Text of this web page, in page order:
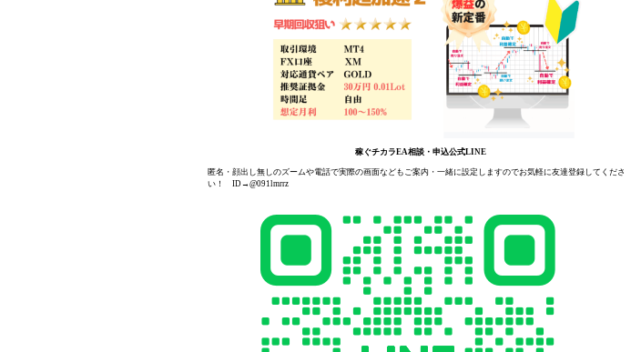
稼ぐチカラEA相談・申込公式LINE
匿名・顔出し無しのズームや電話で実際の画面などもご案内・一緒に設定しますのでお気軽に友達登録してくださ
い！ ID→@091lmrrz